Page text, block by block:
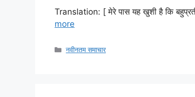
Translation: [ मेरे पास यह खुशी है कि
more
Categories
नवीनतम समाचार